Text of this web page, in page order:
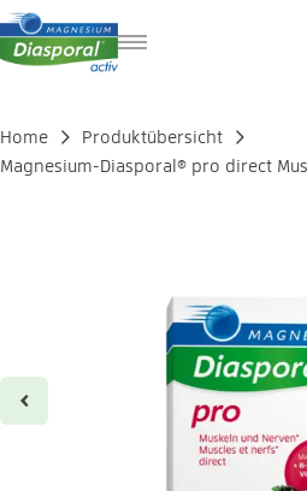
IT
EN
Home
Produktübersicht
Magnesium-Diasporal® pro direct